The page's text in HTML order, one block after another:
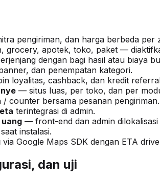
pengiriman, dan harga berbeda per
grocery, apotek, toko, paket —
dengan bagi hasil atau biaya
dan penempatan kategori.
loyalitas, cashback, dan kredit
— situs luas, per toko, dan per
counter bersama pesanan pengiriman.
terintegrasi di admin.
— front-end dan admin dilokalisasi
instalasi.
via Google Maps SDK dengan ETA
dan uji